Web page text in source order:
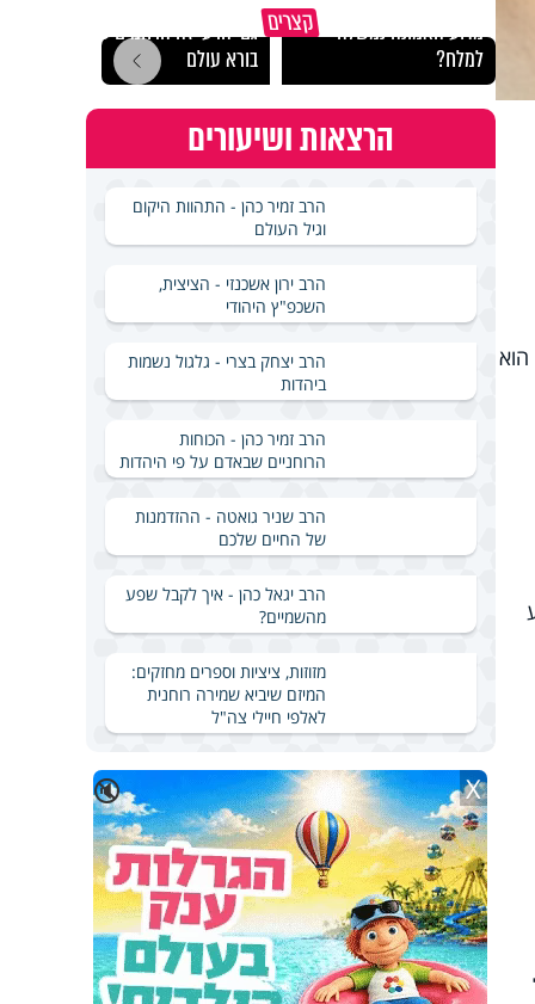
קצרים
מדוע האמונה נמשלה
למלח?
גם ׳הרע׳ זה הרחמים של
בורא עולם
הרצאות ושיעורים
הרב זמיר כהן - התהוות היקום
וגיל העולם
הרב ירון אשכנזי - הציצית,
השכפ"ץ היהודי
הרב יצחק בצרי - גלגול נשמות
ביהדות
הרב זמיר כהן - הכוחות
הרוחניים שבאדם על פי היהדות
הרב שניר גואטה - ההזדמנות
של החיים שלכם
הרב יגאל כהן - איך לקבל שפע
מהשמיים?
מזוזות, ציציות וספרים מחזקים:
המיזם שיביא שמירה רוחנית
לאלפי חיילי צה"ל
🔇 X